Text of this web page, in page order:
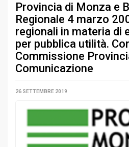
Provincia di Monza e
Regionale 4 marzo
regionali in materia di
per pubblica utilità.
Commissione
Comunicazione
26 SETTEMBRE 2019